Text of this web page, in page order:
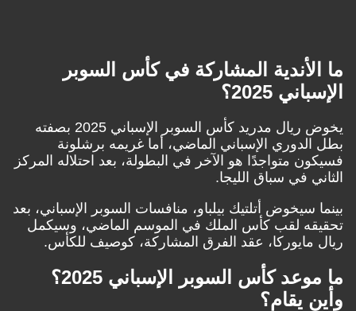
ما الأندية المشاركة في كأس السوبر
الإسباني 2025؟
يخوض ريال مدريد كأس السوبر الإسباني 2025 بصفته
بطل الدوري الإسباني الماضي، أما غريمه برشلونة
فسيكون متواجدًا هو الآخر في البطولة، بعد احتلاله المركز
الثاني في سباق الليجا.
بينما سيخوض أتلتيك بيلباو، منافسات السوبر الإسباني، بعد
تحقيقه لقب كأس الملك في الموسم الماضي، وسيكمل
ريال مايوركا، عقد الفرق المشاركة، كوصيف للكأس.
ما موعد كأس السوبر الإسباني 2025؟
وأين يقام؟